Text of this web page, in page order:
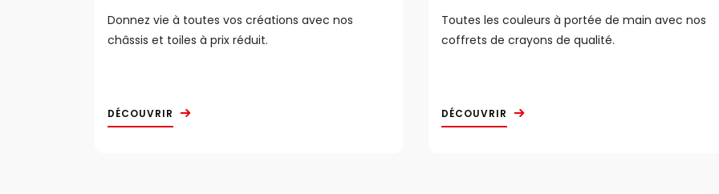
Donnez vie à toutes vos créations avec nos
châssis et toiles à prix réduit.
DÉCOUVRIR
Toutes les couleurs à portée de main avec nos
coffrets de crayons de qualité.
DÉCOUVRIR